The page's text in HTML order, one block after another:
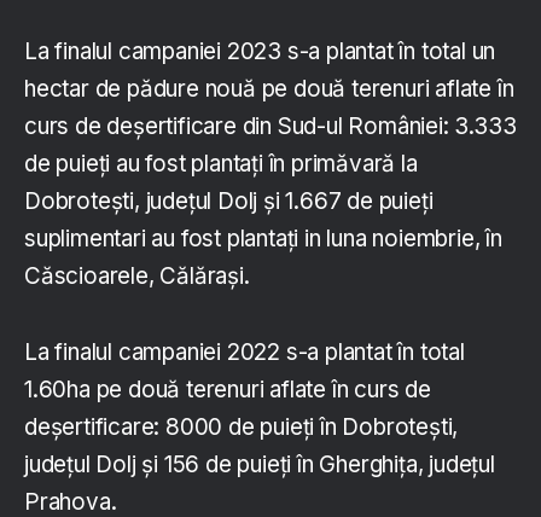
La finalul campaniei 2023 s-a plantat în total un
hectar de pădure nouă pe două terenuri aflate în
curs de deșertificare din Sud-ul României: 3.333
de puieți au fost plantați în primăvară la
Dobrotești, județul Dolj și 1.667 de puieți
suplimentari au fost plantați in luna noiembrie, în
Căscioarele, Călărași.
La finalul campaniei 2022 s-a plantat în total
1.60ha pe două terenuri aflate în curs de
deșertificare: 8000 de puieți în Dobrotești,
județul Dolj și 156 de puieți în Gherghița, județul
Prahova.